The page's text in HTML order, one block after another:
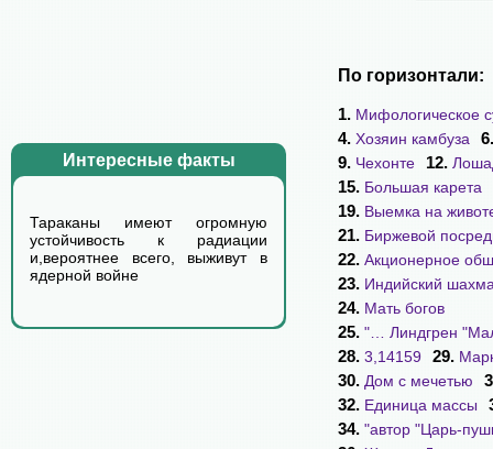
Интересные факты
Тараканы имеют огромную
устойчивость к радиации
и,вероятнее всего, выживут в
ядерной войне
По горизонтали:
1. Мифологическое
4. Хозяин камбуза
9. Чехонте 12.
15. Большая карета
19. Выемка на
21. Биржевой
22. Акционерное
23. Индийский
24. Мать богов
25. "… Линдгрен
28. 3,14159 29.
30. Дом с мечетью
32. Единица массы
34. "автор "Царь-